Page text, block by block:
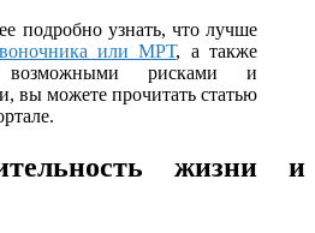
подробно узнать, что лучше
или МРТ, а также
возможными рисками и
вы можете прочитать статью
жизни и